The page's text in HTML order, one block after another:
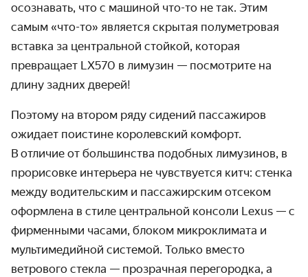
осознавать, что с машиной что-то не так. Этим
самым «что-то» является скрытая полуметровая
вставка за центральной стойкой, которая
превращает LX570 в лимузин — посмотрите на
длину задних дверей!
Поэтому на втором ряду сидений пассажиров
ожидает поистине королев­ский комфорт.
В отличие от большин­ства подобных лимузинов, в
прорисовке интерьера не чув­ству­ется китч: стенка
между водитель­ским и пассажирским отсеком
оформ­лена в стиле центральной консоли Lexus — с
фирмен­ными часами, блоком микро­климата и
мульти­медийной системой. Только вместо
ветрового стекла — прозрачная пере­городка, а